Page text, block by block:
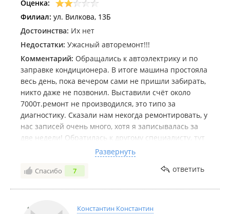
Оценка:
Филиал: ул. Вилкова, 13Б
Достоинства: Их нет
Недостатки: Ужасный авторемонт!!!
Комментарий: Обращались к автоэлектрику и по
заправке кондиционера. В итоге машина простояла
весь день, пока вечером сами не пришли забирать,
никто даже не позвонил. Выставили счёт около
7000т.ремонт не производился, это типо за
диагностику. Сказали нам некогда ремонтировать, у
нас записей очень много, хотя я записывалась за
две недели! Обратилась к другому специалисту, тут
же нашёл причину и устранил. Теперь прохожу их
стороной. Если и отдавать машину в ремонт, то
нужно стоять и смотреть, но у них такой
Развернуть
Спасибо 7 ответить
Константин Константин